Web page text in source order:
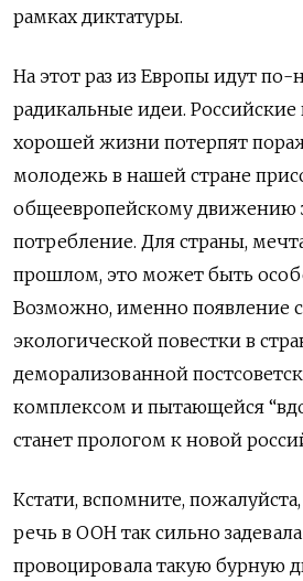
рамках диктатуры.
На этот раз из Европы идут
радикальные идеи. Российские
хорошей жизни потерпят
молодежь в нашей стране
общеевропейскому движению
потребление. Для страны,
прошлом,‌ это может быть
Возможно, именно появление
экологической повестки в
деморализованной
комплексом и пытающейся
станет прологом к новой
Кстати, вспомните,‌
речь в‌ ООН‌ так сильно
провоцировала такую бурную